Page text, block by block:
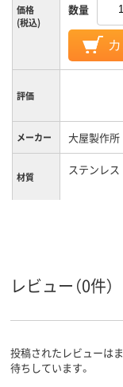
価格
(税込)
数量
評価
メーカー 大屋製作所
材質 ステンレス
レビュー（0件）
投稿されたレビューは
待ちしています。